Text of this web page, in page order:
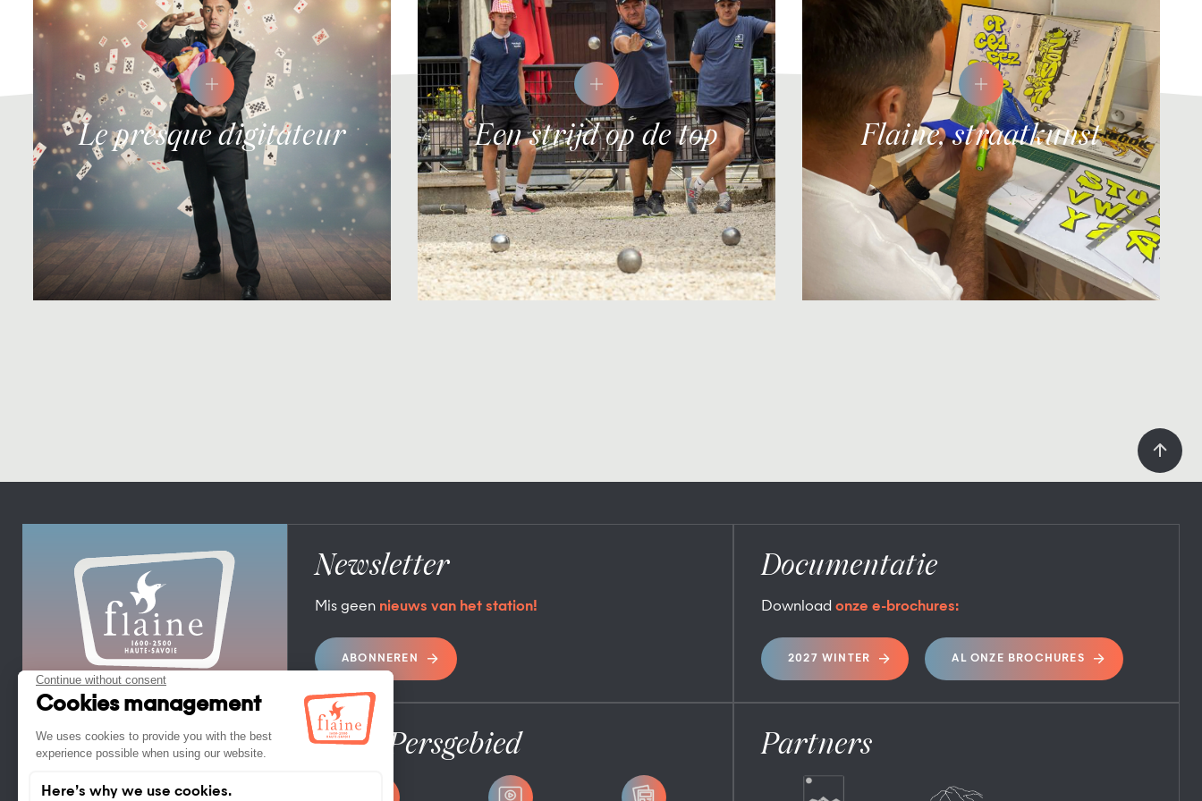
Le presque digitateur Een strijd op de top Flaine, straatkunst
TOERISTENBUREAU FLAINE
FLAINE FORUM – 74300 FLAINE
TEL. +33 (0)4 50 90 80 01
Newsletter
Mis geen nieuws van het station!
ABONNEREN
Documentatie
Download onze e-brochures:
2027 WINTER AL ONZE BROCHURES
Pro / Persgebied Partners